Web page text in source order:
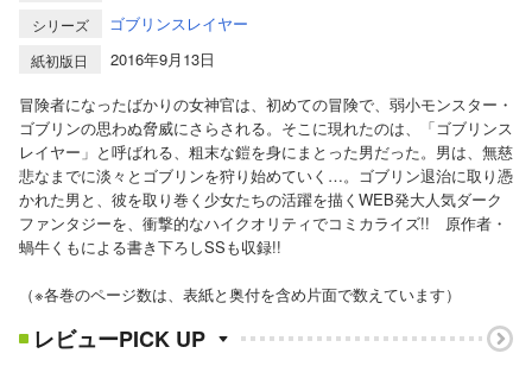
シリーズ ゴブリンスレイヤー
紙初版日
2016年9月13日
冒険者になったばかりの女神官は、初めての冒険で、弱小モンスター・
ゴブリンの思わぬ脅威にさらされる。そこに現れたのは、「ゴブリンス
レイヤー」と呼ばれる、粗末な鎧を身にまとった男だった。男は、無慈
悲なまでに淡々とゴブリンを狩り始めていく…。ゴブリン退治に取り憑
かれた男と、彼を取り巻く少女たちの活躍を描くWEB発大人気ダーク
ファンタジーを、衝撃的なハイクオリティでコミカライズ!! 原作者・
蝸牛くもによる書き下ろしSSも収録!!
（※各巻のページ数は、表紙と奥付を含め片面で数えています）
レビューPICK UP